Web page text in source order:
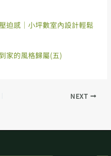
迫感｜小坪數室內設計輕鬆
家的風格歸屬(五)
NEXT